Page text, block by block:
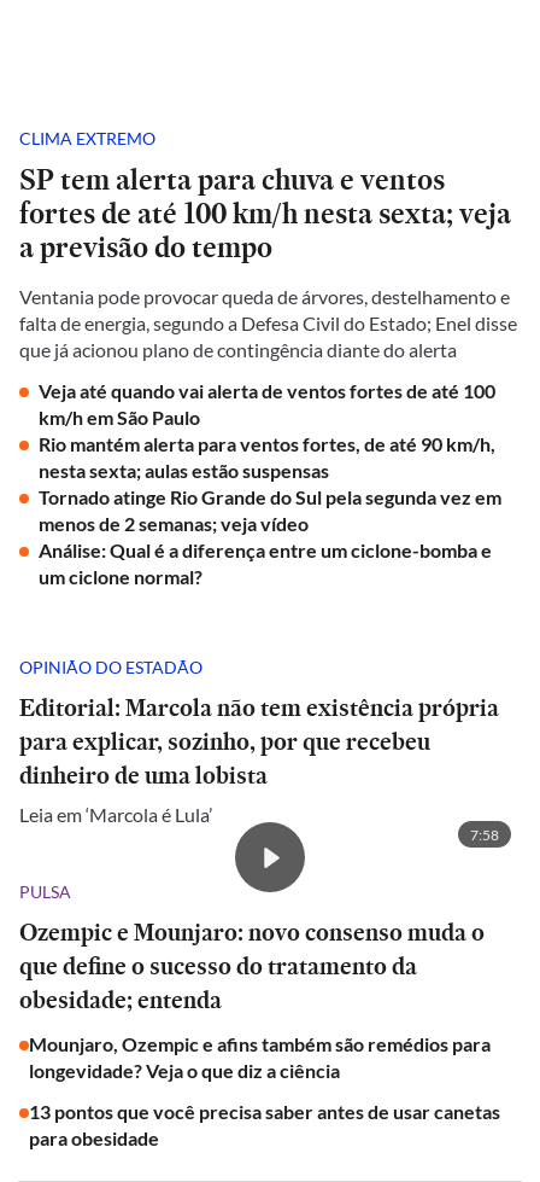
CLIMA EXTREMO
SP tem alerta para chuva e ventos
fortes de até 100 km/h nesta sexta; veja
a previsão do tempo
Ventania pode provocar queda de árvores, destelhamento e
falta de energia, segundo a Defesa Civil do Estado; Enel disse
que já acionou plano de contingência diante do alerta
Veja até quando vai alerta de ventos fortes de até 100
km/h em São Paulo
Rio mantém alerta para ventos fortes, de até 90 km/h,
nesta sexta; aulas estão suspensas
Tornado atinge Rio Grande do Sul pela segunda vez em
menos de 2 semanas; veja vídeo
Análise: Qual é a diferença entre um ciclone-bomba e
um ciclone normal?
OPINIÃO DO ESTADÃO
Editorial: Marcola não tem existência própria
para explicar, sozinho, por que recebeu
dinheiro de uma lobista
Leia em ‘Marcola é Lula’
7:58
PULSA
Ozempic e Mounjaro: novo consenso muda o
que define o sucesso do tratamento da
obesidade; entenda
Mounjaro, Ozempic e afins também são remédios para
longevidade? Veja o que diz a ciência
13 pontos que você precisa saber antes de usar canetas
para obesidade